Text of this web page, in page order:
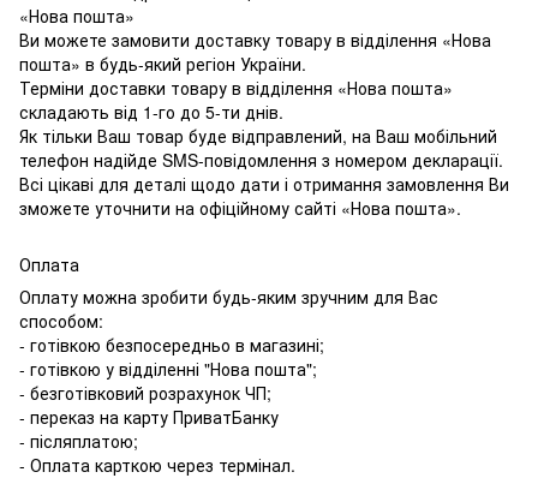
«Нова пошта»
Ви можете замовити доставку товару в відділення «Нова
пошта» в будь-який регіон України.
Терміни доставки товару в відділення «Нова пошта»
складають від 1-го до 5-ти днів.
Як тільки Ваш товар буде відправлений, на Ваш мобільний
телефон надійде SMS-повідомлення з номером декларації.
Всі цікаві для деталі щодо дати і отримання замовлення Ви
зможете уточнити на офіційному сайті «Нова пошта».
Оплата
Оплату можна зробити будь-яким зручним для Вас
способом:
- готівкою безпосередньо в магазині;
- готівкою у відділенні "Нова пошта";
- безготівковий розрахунок ЧП;
- переказ на карту ПриватБанку
- післяплатою;
- Оплата карткою через термінал.